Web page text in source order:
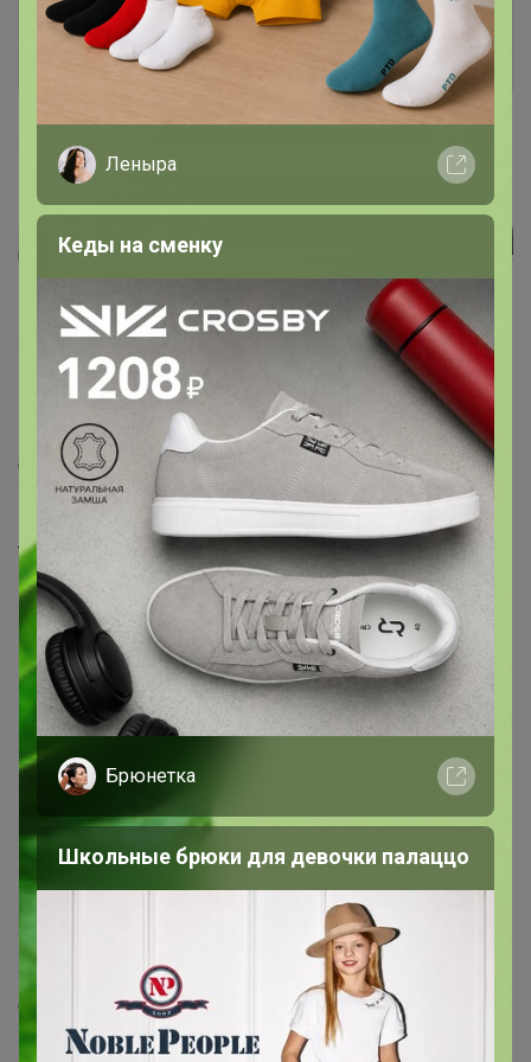
Войти Зарегистрироваться
Как здесь все устроено?
Как сделать заказ?
Как получить?
Доставка
Шоурумы
Торговые марки
Наша команда
В наличии
Подарочные сертификаты
Реклама на сайте
Поставщикам
Вакансии
support@24-ok.ru
Написать в поддержку
Защита покупателя
О нас
Леныра
Кеды на сменку
Брюнетка
Школьные брюки для девочки палаццо